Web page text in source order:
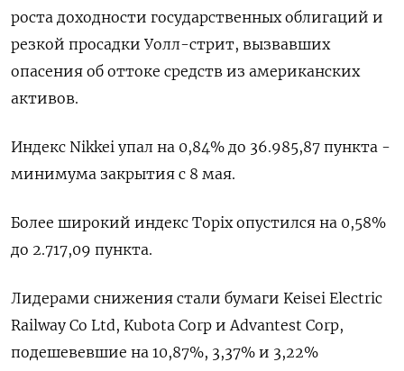
роста доходности государственных облигаций и
резкой просадки Уолл-стрит, вызвавших
опасения об оттоке средств из американских
активов.
Индекс Nikkei упал на 0,84% до 36.985,87 пункта -
минимума закрытия с 8 мая.
Более широкий индекс Topix опустился на 0,58%
до 2.717,09 пункта.
Лидерами снижения стали бумаги Keisei Electric
Railway Co Ltd, Kubota Corp и Advantest Corp,
подешевевшие на 10,87​%, 3,37% и 3,22%